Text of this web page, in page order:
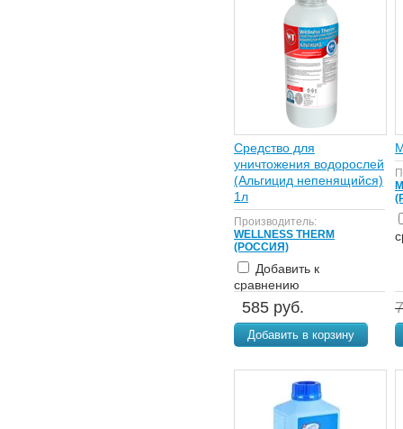
Средство для
уничтожения водорослей
(Альгицид непенящийся)
1л
Производитель:
WELLNESS THERM
(РОССИЯ)
Добавить к
сравнению
585 руб.
Добавить в корзину